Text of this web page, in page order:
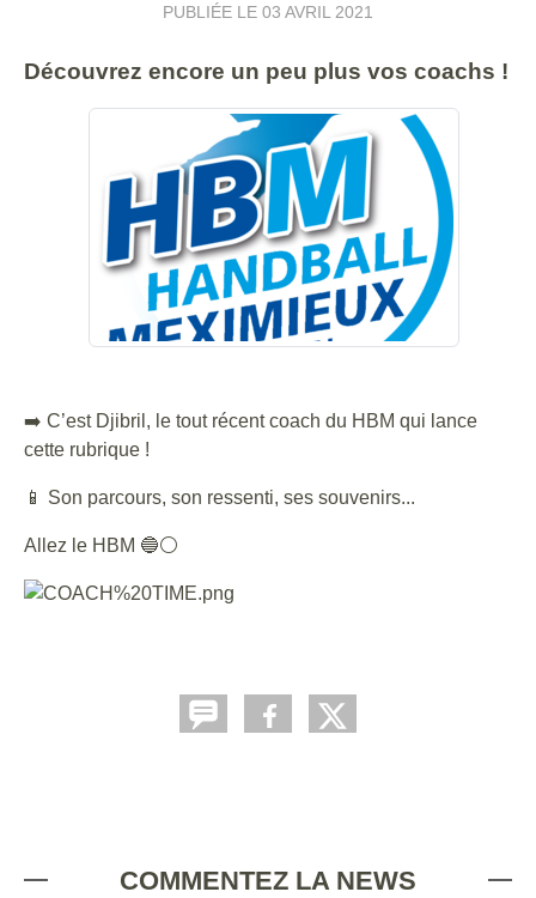
PUBLIÉE LE 03 AVRIL 2021
Découvrez encore un peu plus vos coachs !
➡️ C’est Djibril, le tout récent coach du HBM qui lance
cette rubrique !
📱 Son parcours, son ressenti, ses souvenirs...
Allez le HBM 🔵⚪️
COMMENTEZ LA NEWS